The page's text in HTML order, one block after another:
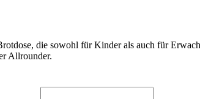
die sowohl für Kinder als auch für
Allrounder.